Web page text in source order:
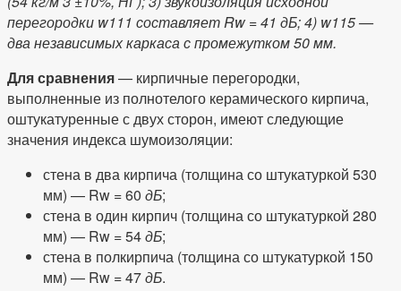
перегородки w111 составляет Rw = 41 дБ;4) w115 —
два независимых каркаса с промежутком 50 мм.
Для сравнения— кирпичные перегородки,
выполненные из полнотелого керамического кирпича,
оштукатуренные с двух сторон, имеют следующие
значения индекса шумоизоляции:
стена в два кирпича (толщина со штукатуркой 530
мм) — Rw = 60 дБ;
стена в один кирпич (толщина со штукатуркой 280
мм) — Rw = 54дБ;
стена в полкирпича (толщина со штукатуркой 150
мм) — Rw = 47дБ.